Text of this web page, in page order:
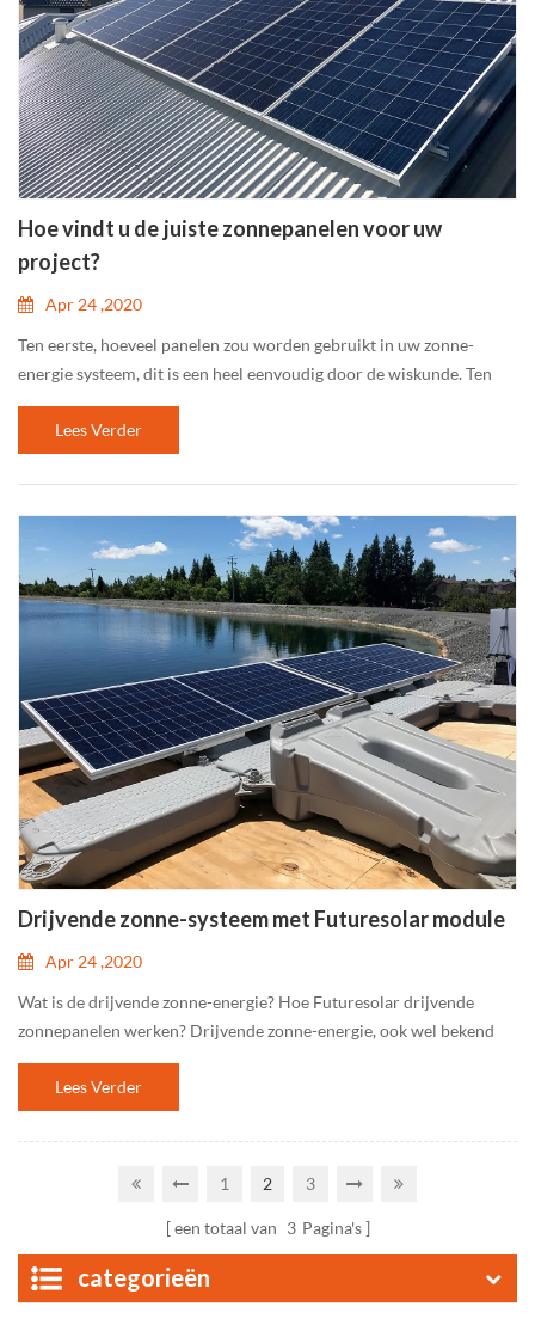
Hoe vindt u de juiste zonnepanelen voor uw
project?
Apr 24 ,2020
Ten eerste, hoeveel panelen zou worden gebruikt in uw zonne-
energie systeem, dit is een heel eenvoudig door de wiskunde. Ten
tweede, poly, mono of bifacial. Bifacial modules zijn ideaal voor
grassen land, beton land, drijvende zonne-energie systeem en
gebouwen. Maar het is de prijs het hoogst is. Mono heeft een betere
prijs dan bifacial en poly is de goedkoopste. Ten derde, hier is uw
beste zonne-energie pv-module fabrikant Futuresolar 12 jaar
productgarantie en 25 jaar lineaire garantie. En het is 30 jaar
lineaire garantie op bifacial modules.
Lees Verder
Drijvende zonne-systeem met Futuresolar module
Apr 24 ,2020
Wat is de drijvende zonne-energie? Hoe Futuresolar drijvende
zonnepanelen werken? Drijvende zonne-energie, ook wel bekend
als zwevende fotovoltaïsche (FPV), is een soort van zonne-array, dat
drijft op de top van een lichaam van water. Zonnepanelen moeten
worden aangebracht op een veerkrachtige structuur die houdt hen
boven het oppervlak. Als u over een drijvend zonne-energie-
installatie, het is het meest waarschijnlijk te vinden in een vijver of
oceaan. Het is ook gebruikelijk om te installeren drijvende zonne-
structuren op grote, kunstmatige waterlichamen, zoals reservoirs.
Voordelen van drijvend zonne-energie Er zijn een paar voordelen
Lees Verder
1 2 3
een totaal van 3 Pagina's
categorieën